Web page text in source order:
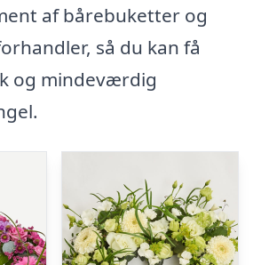
af bårebuketter og
så du kan få
og mindeværdig